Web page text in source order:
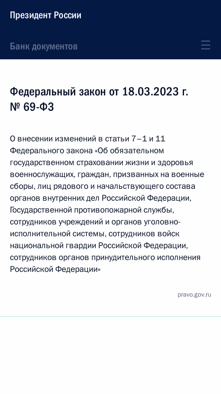
Президент России
Банк документов
Федеральный закон от 18.03.2023 г.
№ 69-ФЗ
О внесении изменений в статьи 7–1 и 11
Федерального закона «Об обязательном
государственном страховании жизни и здоровья
военнослужащих, граждан, призванных на военные
сборы, лиц рядового и начальствующего состава
органов внутренних дел Российской Федерации,
Государственной противопожарной службы,
сотрудников учреждений и органов уголовно-
исполнительной системы, сотрудников войск
национальной гвардии Российской Федерации,
сотрудников органов принудительного исполнения
Российской Федерации»
pravo.gov.ru